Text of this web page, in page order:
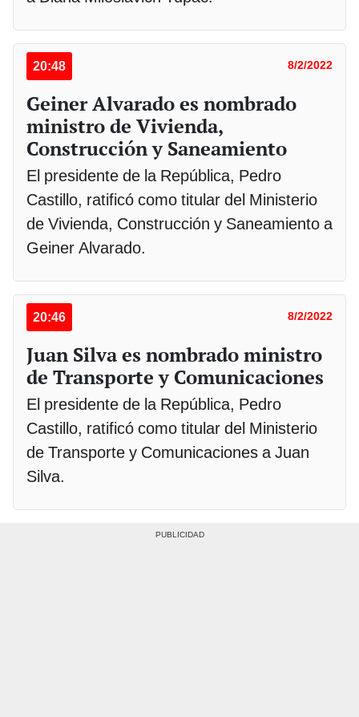
20:48 8/2/2022
Geiner Alvarado es nombrado
ministro de Vivienda,
Construcción y Saneamiento
El presidente de la República, Pedro
Castillo, ratificó como titular del Ministerio
de Vivienda, Construcción y Saneamiento a
Geiner Alvarado.
20:46 8/2/2022
Juan Silva es nombrado ministro
de Transporte y Comunicaciones
El presidente de la República, Pedro
Castillo, ratificó como titular del Ministerio
de Transporte y Comunicaciones a Juan
Silva.